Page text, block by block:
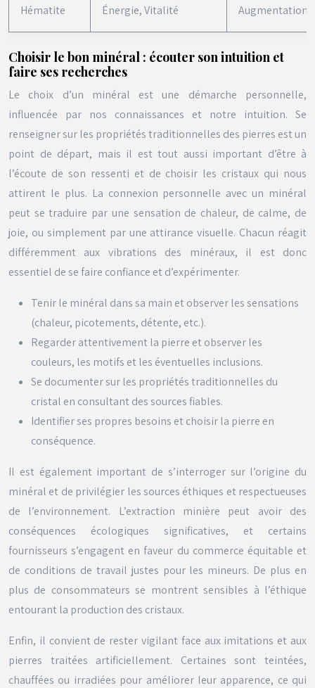
Hématite Énergie, Vitalité Augmentation
Choisir le bon minéral : écouter son intuition et
faire ses recherches
Le choix d’un minéral est une démarche personnelle,
influencée par nos connaissances et notre intuition. Se
renseigner sur les propriétés traditionnelles des pierres est un
point de départ, mais il est tout aussi important d’être à
l’écoute de son ressenti et de choisir les cristaux qui nous
attirent le plus. La connexion personnelle avec un minéral
peut se traduire par une sensation de chaleur, de calme, de
joie, ou simplement par une attirance visuelle. Chacun réagit
différemment aux vibrations des minéraux, il est donc
essentiel de se faire confiance et d’expérimenter.
Tenir le minéral dans sa main et observer les sensations
(chaleur, picotements, détente, etc.).
Regarder attentivement la pierre et observer les
couleurs, les motifs et les éventuelles inclusions.
Se documenter sur les propriétés traditionnelles du
cristal en consultant des sources fiables.
Identifier ses propres besoins et choisir la pierre en
conséquence.
Il est également important de s’interroger sur l’origine du
minéral et de privilégier les sources éthiques et respectueuses
de l’environnement. L’extraction minière peut avoir des
conséquences écologiques significatives, et certains
fournisseurs s’engagent en faveur du commerce équitable et
de conditions de travail justes pour les mineurs. De plus en
plus de consommateurs se montrent sensibles à l’éthique
entourant la production des cristaux.
Enfin, il convient de rester vigilant face aux imitations et aux
pierres traitées artificiellement. Certaines sont teintées,
chauffées ou irradiées pour améliorer leur apparence, ce qui